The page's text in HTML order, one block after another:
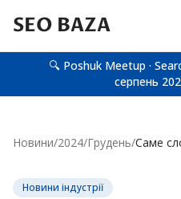
SEO BAZA
🔍 Poshuk Meetup ·
серпень
Новини/2024/Грудень/
Новини індустрії